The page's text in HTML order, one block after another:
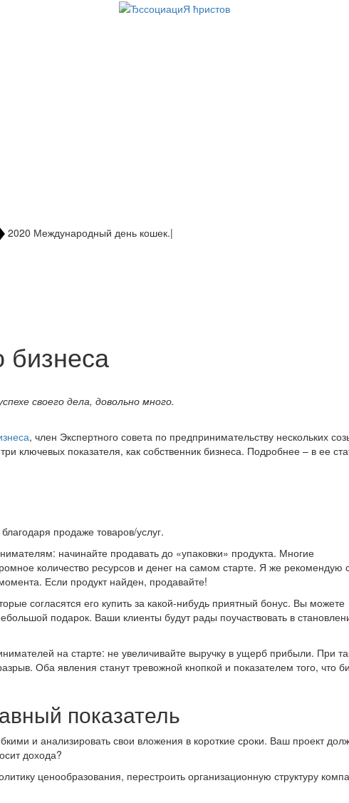
2020 Международный день кошек.|
бизнеса
своего дела, довольно много.
, член Экспертного совета по предпринимательству нескольких
ключевых показателя, как собственник бизнеса. Подробнее – в ее
продаже товаров/услуг.
начинайте продавать до «упаковки» продукта. Многие
количество ресурсов и денег на самом старте. Я же рекомендую
Если продукт найден, продавайте!
согласятся его купить за какой-нибудь приятный бонус. Вы можете
подарок. Ваши клиенты будут рады поучаствовать в
на старте: не увеличивайте выручку в ущерб прибыли. При
Оба явления станут тревожной кнопкой и показателем того, что
показатель
и анализировать свои вложения в короткие сроки. Ваш проект
дохода?
ценообразования, перестроить организационную структуру